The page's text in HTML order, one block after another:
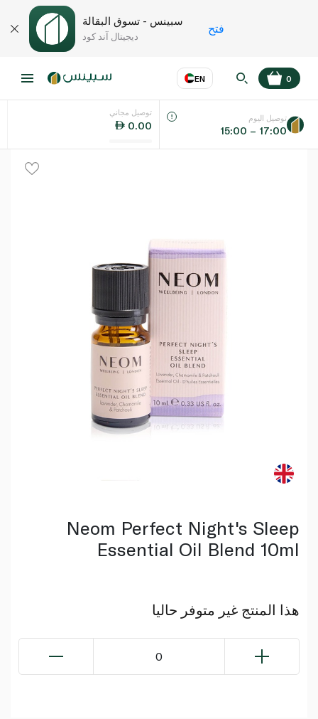
سبينس - تسوق البقالة
ديجيتال آند كود
فتح
EN
اللغة عر
0
توصيل مجاني
0.00
توصيل اليوم
15:00 – 17:00
Neom Perfect Night's Sleep
Essential Oil Blend 10ml
هذا المنتج غير متوفر حاليا
0